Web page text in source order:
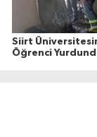
Siirt
Öğrenci